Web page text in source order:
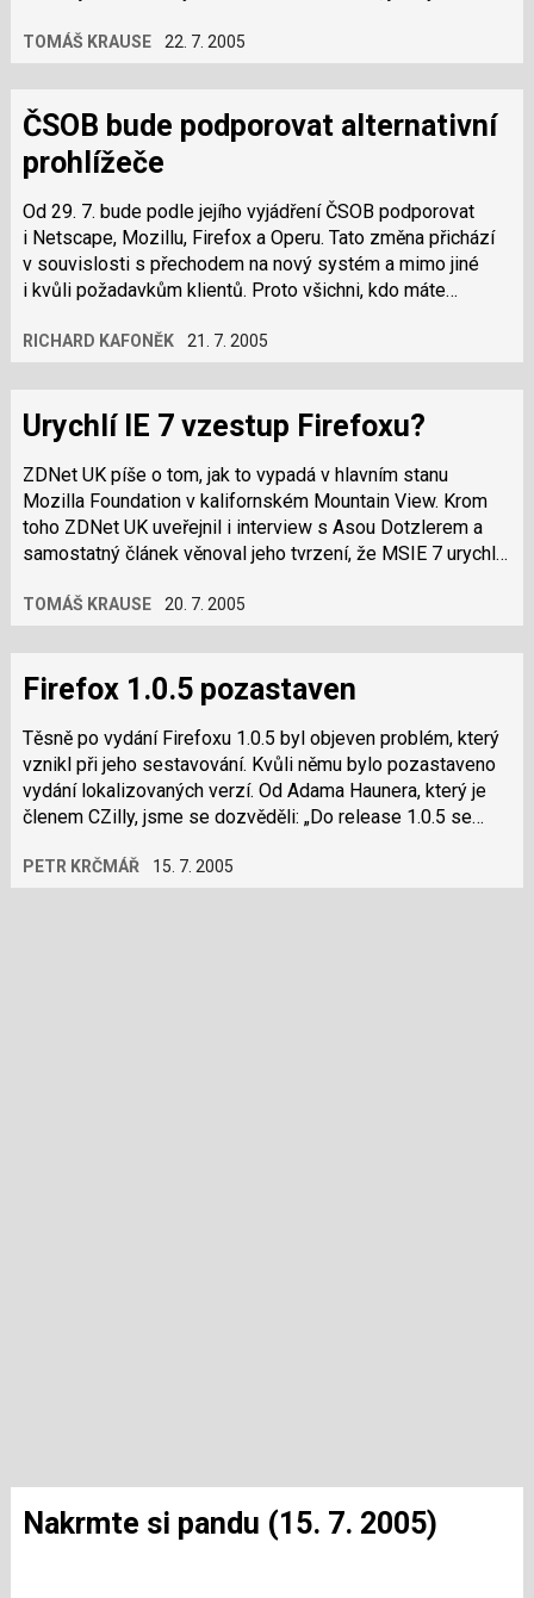
TOMÁŠ KRAUSE 22. 7. 2005
ČSOB bude podporovat alternativní
prohlížeče
Od 29. 7. bude podle jejího vyjádření ČSOB podporovat
i Netscape, Mozillu, Firefox a Operu. Tato změna přichází
v souvislosti s přechodem na nový systém a mimo jiné
i kvůli požadavkům klientů. Proto všichni, kdo máte
RICHARD KAFONĚK 21. 7. 2005
Urychlí IE 7 vzestup Firefoxu?
ZDNet UK píše o tom, jak to vypadá v hlavním stanu
Mozilla Foundation v kalifornském Mountain View. Krom
toho ZDNet UK uveřejnil i interview s Asou Dotzlerem a
samostatný článek věnoval jeho tvrzení, že MSIE 7 urychlí
2000. (Via CZilla)
TOMÁŠ KRAUSE 20. 7. 2005
Firefox 1.0.5 pozastaven
Těsně po vydání Firefoxu 1.0.5 byl objeven problém, který
vznikl při jeho sestavování. Kvůli němu bylo pozastaveno
vydání lokalizovaných verzí. Od Adama Haunera, který je
členem CZilly, jsme se dozvěděli: „Do release 1.0.5 se
PETR KRČMÁŘ 15. 7. 2005
Nakrmte si pandu (15. 7. 2005)